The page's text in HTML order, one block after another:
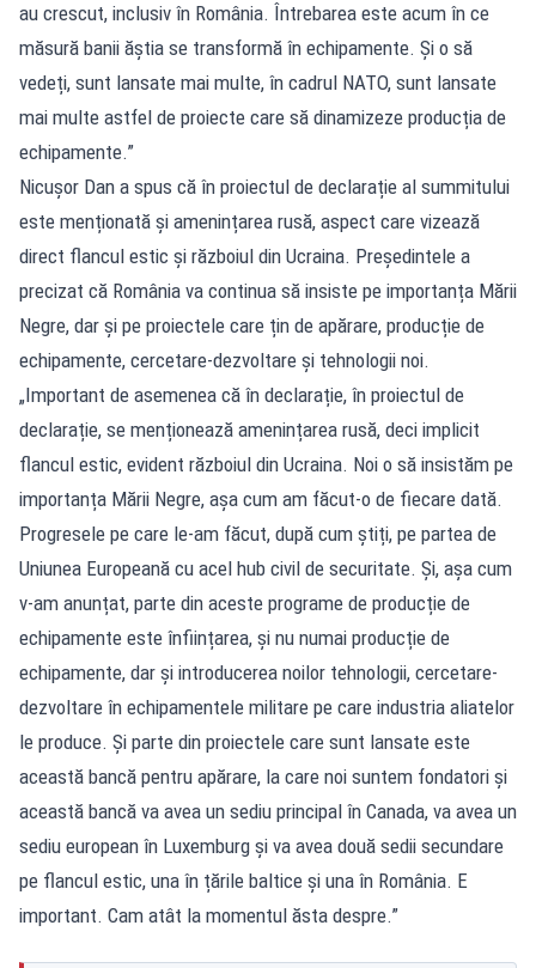
au crescut, inclusiv în România. Întrebarea este acum în ce
măsură banii ăștia se transformă în echipamente. Și o să
vedeți, sunt lansate mai multe, în cadrul NATO, sunt lansate
mai multe astfel de proiecte care să dinamizeze producția de
echipamente.”
Nicușor Dan a spus că în proiectul de declarație al summitului
este menționată și amenințarea rusă, aspect care vizează
direct flancul estic și războiul din Ucraina. Președintele a
precizat că România va continua să insiste pe importanța Mării
Negre, dar și pe proiectele care țin de apărare, producție de
echipamente, cercetare-dezvoltare și tehnologii noi.
„Important de asemenea că în declarație, în proiectul de
declarație, se menționează amenințarea rusă, deci implicit
flancul estic, evident războiul din Ucraina. Noi o să insistăm pe
importanța Mării Negre, așa cum am făcut-o de fiecare dată.
Progresele pe care le-am făcut, după cum știți, pe partea de
Uniunea Europeană cu acel hub civil de securitate. Și, așa cum
v-am anunțat, parte din aceste programe de producție de
echipamente este înființarea, și nu numai producție de
echipamente, dar și introducerea noilor tehnologii, cercetare-
dezvoltare în echipamentele militare pe care industria aliatelor
le produce. Și parte din proiectele care sunt lansate este
această bancă pentru apărare, la care noi suntem fondatori și
această bancă va avea un sediu principal în Canada, va avea un
sediu european în Luxemburg și va avea două sedii secundare
pe flancul estic, una în țările baltice și una în România. E
important. Cam atât la momentul ăsta despre.”